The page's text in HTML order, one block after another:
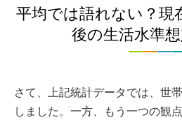
平均では語れない？現
後の生活水準
さて、上記統計データでは、世
しました。一方、もう一つの観